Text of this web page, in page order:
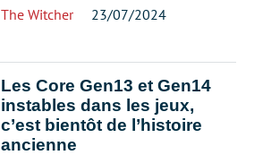
The Witcher 23/07/2024
Les Core Gen13 et Gen14
instables dans les jeux,
c’est bientôt de l’histoire
ancienne